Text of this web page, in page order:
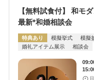
【無料試食付】 和モ
最新*和婚相談会
特典あり 模擬挙式 模擬
婚礼アイテム展示
相談会